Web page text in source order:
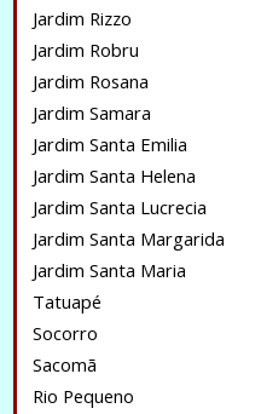
Jardim Rizzo
Jardim Robru
Jardim Rosana
Jardim Samara
Jardim Santa Emilia
Jardim Santa Helena
Jardim Santa Lucrecia
Jardim Santa Margarida
Jardim Santa Maria
Tatuapé
Socorro
Sacomã
Rio Pequeno